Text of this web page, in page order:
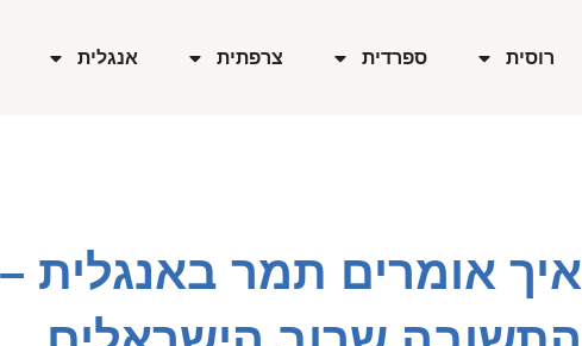
רוסית ספרדית צרפתית אנגלית
איך אומרים תמר באנגלית